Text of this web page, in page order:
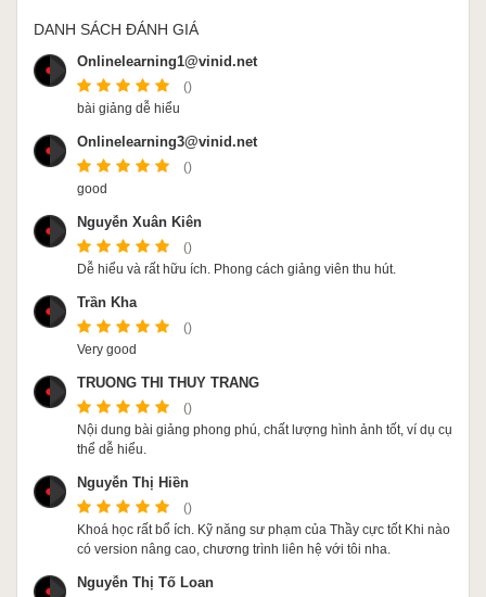
DANH SÁCH ĐÁNH GIÁ
Onlinelearning1@vinid.net
()
bài giảng dễ hiểu
Onlinelearning3@vinid.net
()
good
Nguyễn Xuân Kiên
()
Dễ hiểu và rất hữu ích. Phong cách giảng viên thu hút.
Trần Kha
()
Very good
TRUONG THI THUY TRANG
()
Nội dung bài giảng phong phú, chất lượng hình ảnh tốt, ví dụ cụ
thể dễ hiểu.
Nguyễn Thị Hiền
()
Khoá học rất bổ ích. Kỹ năng sư phạm của Thầy cực tốt Khi nào
có version nâng cao, chương trình liên hệ với tôi nha.
Nguyễn Thị Tố Loan